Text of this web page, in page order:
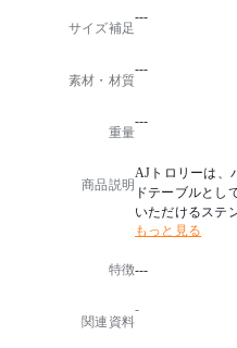
サイズ補足
---
素材・材質
---
重量
---
商品説明
AJトロリーは、
ドテーブルとし
いただけるステ
アルネ・ヤコブ
ガントなトロリ
もっと見る
特徴---
関連資料
-